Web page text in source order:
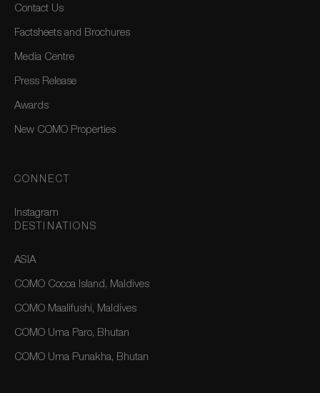
Contact Us
Factsheets and Brochures
Media Centre
Press Release
Awards
New COMO Properties
CONNECT
Instagram
DESTINATIONS
ASIA
COMO Cocoa Island, Maldives
COMO Maalifushi, Maldives
COMO Uma Paro, Bhutan
COMO Uma Punakha, Bhutan